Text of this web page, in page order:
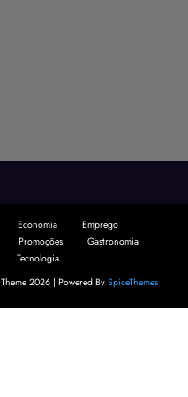
Economia
Emprego
Promoções
Gastronomia
Tecnologia
Theme 2026 | Powered By SpiceThemes